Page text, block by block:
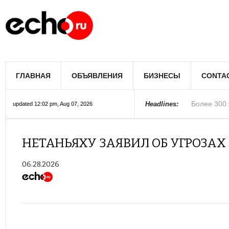
ГЛАВНАЯ ОБЪЯВЛЕНИЯ БИЗНЕСЫ
updated 12:02 pm, Aug 07, 2026 Headlines:
Мэрию
Более 300
В округе
Фермеры
В Лас-
Раскрыты
Ариана
Стало
В Госдуме
НЕТАНЬЯХУ ЗАЯВИЛ ОБ
06.28.2026